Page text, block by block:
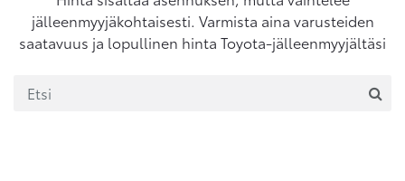
jälleenmyyjäkohtaisesti. Varmista aina varusteiden
saatavuus ja lopullinen hinta Toyota-jälleenmyyjältäsi